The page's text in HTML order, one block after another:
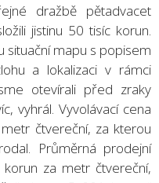
dražbě pětadvacet
jistinu 50 tisíc korun.
situační mapu s popisem
a lokalizaci v rámci
otevírali před zraky
vyhrál. Vyvolávací cena
čtvereční, za kterou
Průměrná prodejní
za metr čtvereční,